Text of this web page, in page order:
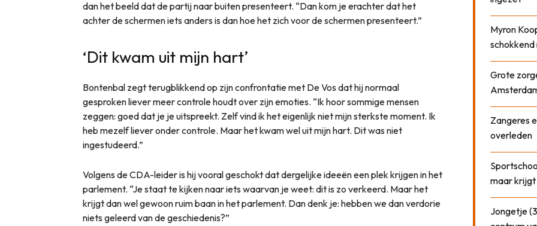
dan het beeld dat de partij naar buiten presenteert. “Dan kom je erachter dat het
achter de schermen iets anders is dan hoe het zich voor de schermen presenteert.”
‘Dit kwam uit mijn hart’
Bontenbal zegt terugblikkend op zijn confrontatie met De Vos dat hij normaal
gesproken liever meer controle houdt over zijn emoties. “Ik hoor sommige mensen
zeggen: goed dat je je uitspreekt. Zelf vind ik het eigenlijk niet mijn sterkste moment. Ik
heb mezelf liever onder controle. Maar het kwam wel uit mijn hart. Dit was niet
ingestudeerd.”
Volgens de CDA-leider is hij vooral geschokt dat dergelijke ideeën een plek krijgen in het
parlement. “Je staat te kijken naar iets waarvan je weet: dit is zo verkeerd. Maar het
krijgt dan wel gewoon ruim baan in het parlement. Dan denk je: hebben we dan verdorie
niets geleerd van de geschiedenis?”
Myron
Grote
Zangeres
overleden
maar
Jongetje